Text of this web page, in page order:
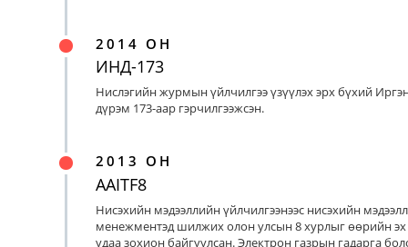
2014 ОН
ИНД-173
Нислэгийн журмын үйлчилгээ үзүүлэх эрх бүхий
дүрэм 173-аар гэрчилгээжсэн.
2013 ОН
AAITF8
Нисэхийн мэдээллийн үйлчилгээнээс нисэхийн
менежментэд шилжих олон улсын 8 хурлыг өөрийн
удаа зохион байгуулсан. Электрон газрын гадарга